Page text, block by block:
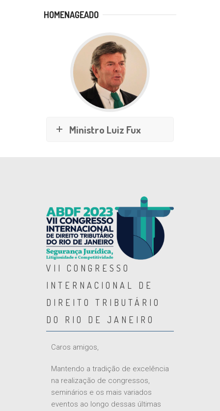
HOMENAGEADO
Ministro Luiz Fux
VII CONGRESSO
INTERNACIONAL DE
DIREITO TRIBUTÁRIO
DO RIO DE JANEIRO
Caros amigos,
Mantendo a tradição de excelência
na realização de congressos,
seminários e os mais variados
eventos ao longo dessas últimas